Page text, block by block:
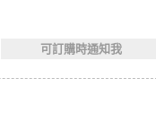
可訂購時通知我